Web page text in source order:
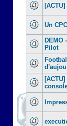
Un
DEMO
Pilot